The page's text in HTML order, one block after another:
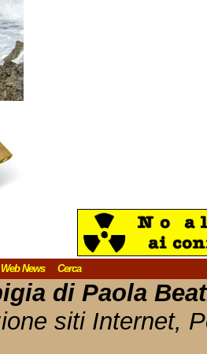
Web News Cerca
di Paola
siti Internet,